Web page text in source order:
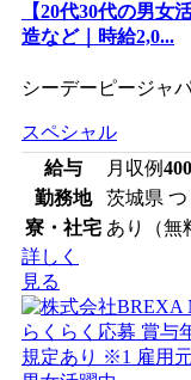
【20代30代の男
造など｜時給2,0...
シーデーピージャ
スペシャル
給与
月収例
勤務地
茨城県
寮・社宅 あり（無
詳しく
見る